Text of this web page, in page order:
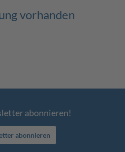
vorhanden
abonnieren!
abonnieren